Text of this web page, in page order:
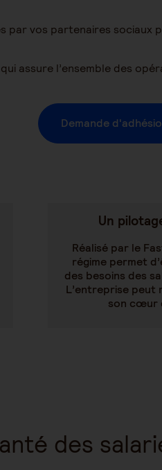
par vos partenaires
assure l’ensemble des
Demande
Un
Réalisé par le
régime permet
des besoins des
L’entreprise
son cœur
des